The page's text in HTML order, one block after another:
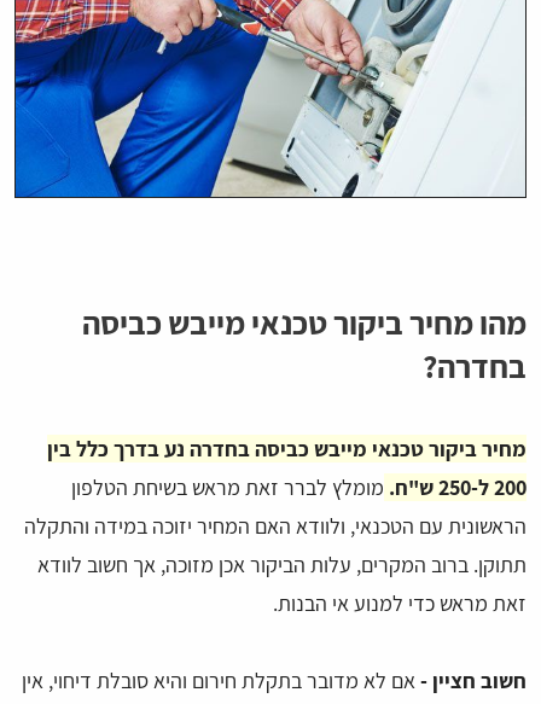
מהו מחיר ביקור טכנאי מייבש כביסה
בחדרה?
מחיר ביקור טכנאי מייבש כביסה בחדרה נע בדרך כלל בין
200 ל-250 ש"ח.
מומלץ לברר זאת מראש בשיחת הטלפון
הראשונית עם הטכנאי, ולוודא האם המחיר יזוכה במידה והתקלה
תתוקן. ברוב המקרים, עלות הביקור אכן מזוכה, אך חשוב לוודא
זאת מראש כדי למנוע אי הבנות.
חשוב חציין -אם לא מדובר בתקלת חירום והיא סובלת דיחוי, אין